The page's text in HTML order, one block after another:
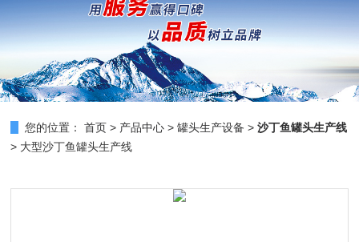
您的位置： 首页 > 产品中心 >罐头生产设备 >沙丁鱼罐头生产线
> 大型沙丁鱼罐头生产线